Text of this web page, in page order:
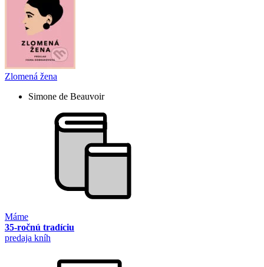
Zlomená žena
Simone de Beauvoir
Máme
35-ročnú tradíciu
predaja kníh